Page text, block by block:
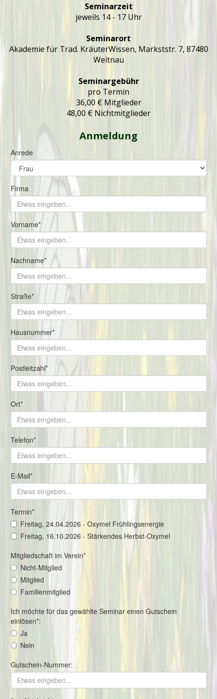
Seminarzeit
jeweils 14 - 17 Uhr
Seminarort
Akademie für Trad. KräuterWissen, Markststr. 7, 87480
Weitnau
Seminargebühr
pro Termin
36,00 € Mitglieder
48,00 € Nichtmitglieder
Anmeldung